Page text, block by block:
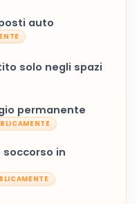
auto
solo negli spazi
permanente
soccorso in